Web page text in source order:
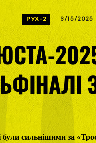
РУХ-2 3/15/2025
були сильнішими за